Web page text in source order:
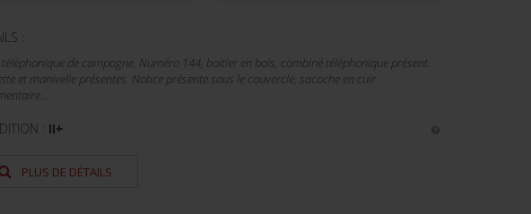
:
téléphonique de campagne. Numéro 144, boitier en bois, combiné téléphonique présent.
et manivelle présentes. Notice présente sous le couvercle, sacoche en cuir
: II+
PLUS DE DÉTAILS